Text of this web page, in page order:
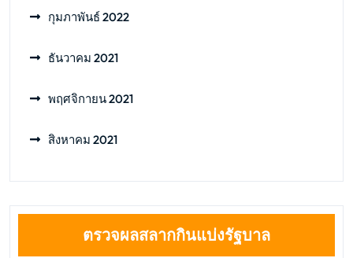
กุมภาพันธ์ 2022
ธันวาคม 2021
พฤศจิกายน 2021
สิงหาคม 2021
ตรวจผลสลากกินแบ่งรัฐบาล